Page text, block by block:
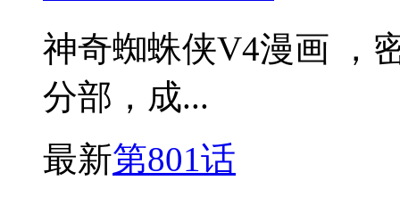
神奇蜘蛛侠V4漫画 ，
分部，成...
最新第801话